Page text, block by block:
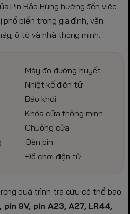
Pin Bảo Hùng hướng đến việc
biến trong gia đình, văn
ô tô và nhà thông minh.
Máy đo đường huyết
Nhiệt kế điện tử
Báo khói
Khóa cửa thông minh
Chuông cửa
Đèn pin
Đồ chơi điện tử
quá trình tra cứu có thể bao
pin 9V, pin A23, A27, LR44,